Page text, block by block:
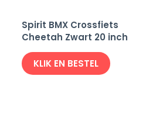
Spirit BMX Crossfiets
Cheetah Zwart 20 inch
KLIK EN BESTEL